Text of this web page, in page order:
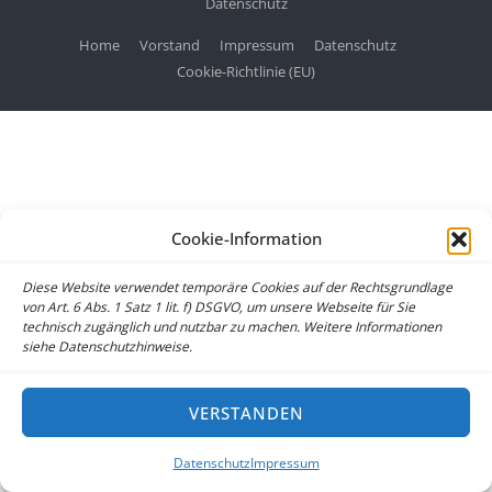
Cookie-Information
Diese Website verwendet temporäre Cookies auf der Rechtsgrundlage
von Art. 6 Abs. 1 Satz 1 lit. f) DSGVO, um unsere Webseite für Sie
technisch zugänglich und nutzbar zu machen. Weitere Informationen
siehe Datenschutzhinweise.
VERSTANDEN
DatenschutzImpressum
Home Vorstand Impressum
Datenschutz
Cookie-Richtlinie (EU)